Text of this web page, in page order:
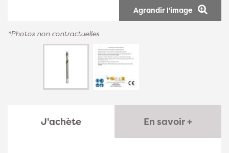
Agrandir l'image
*Photos non contractuelles
J'achète En savoir +